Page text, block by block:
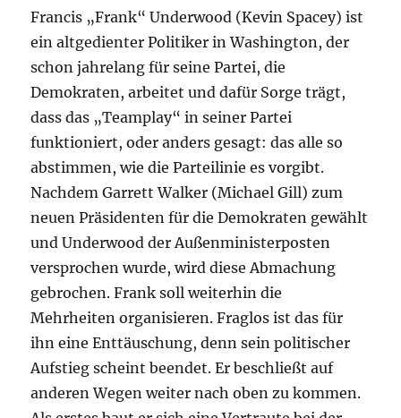
Francis „Frank“ Underwood (Kevin Spacey) ist
ein altgedienter Politiker in Washington, der
schon jahrelang für seine Partei, die
Demokraten, arbeitet und dafür Sorge trägt,
dass das „Teamplay“ in seiner Partei
funktioniert, oder anders gesagt: das alle so
abstimmen, wie die Parteilinie es vorgibt.
Nachdem Garrett Walker (Michael Gill) zum
neuen Präsidenten für die Demokraten gewählt
und Underwood der Außenministerposten
versprochen wurde, wird diese Abmachung
gebrochen. Frank soll weiterhin die
Mehrheiten organisieren. Fraglos ist das für
ihn eine Enttäuschung, denn sein politischer
Aufstieg scheint beendet. Er beschließt auf
anderen Wegen weiter nach oben zu kommen.